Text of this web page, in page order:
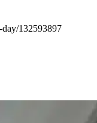
132593897